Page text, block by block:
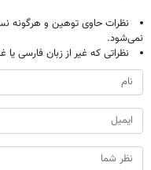
نظرات حاوی توهین و هرگونه
نمی‌شود.
نظراتی که غیر از زبان فارسی